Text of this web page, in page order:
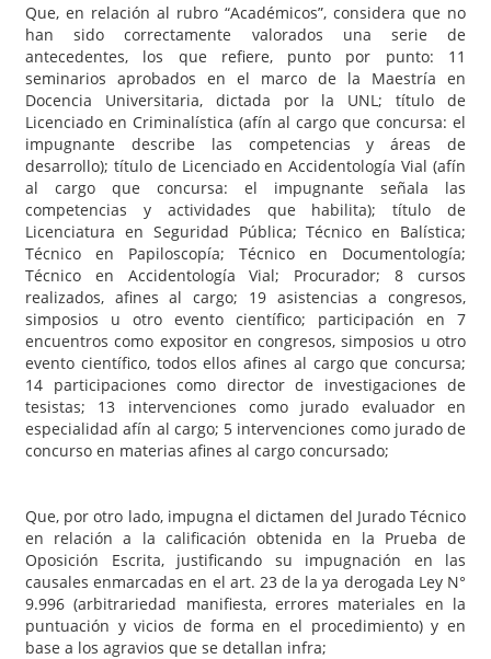
Que, en relación al rubro “Académicos”, considera que no
han sido correctamente valorados una serie de
antecedentes, los que refiere, punto por punto: 11
seminarios aprobados en el marco de la Maestría en
Docencia Universitaria, dictada por la UNL; título de
Licenciado en Criminalística (afín al cargo que concursa: el
impugnante describe las competencias y áreas de
desarrollo); título de Licenciado en Accidentología Vial (afín
al cargo que concursa: el impugnante señala las
competencias y actividades que habilita); título de
Licenciatura en Seguridad Pública; Técnico en Balística;
Técnico en Papiloscopía; Técnico en Documentología;
Técnico en Accidentología Vial; Procurador; 8 cursos
realizados, afines al cargo; 19 asistencias a congresos,
simposios u otro evento científico; participación en 7
encuentros como expositor en congresos, simposios u otro
evento científico, todos ellos afines al cargo que concursa;
14 participaciones como director de investigaciones de
tesistas; 13 intervenciones como jurado evaluador en
especialidad afín al cargo; 5 intervenciones como jurado de
concurso en materias afines al cargo concursado;
Que, por otro lado, impugna el dictamen del Jurado Técnico
en relación a la calificación obtenida en la Prueba de
Oposición Escrita, justificando su impugnación en las
causales enmarcadas en el art. 23 de la ya derogada Ley N°
9.996 (arbitrariedad manifiesta, errores materiales en la
puntuación y vicios de forma en el procedimiento) y en
base a los agravios que se detallan infra;